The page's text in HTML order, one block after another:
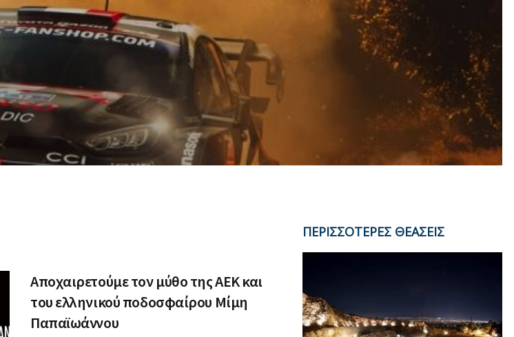
Αποχαιρετούμε τον μύθο της ΑΕΚ και
του ελληνικού ποδοσφαίρου Μίμη
Παπαϊωάννου
ΠΕΡΙΣΣΟΤΕΡΕΣ ΘΕΑΣΕΙΣ